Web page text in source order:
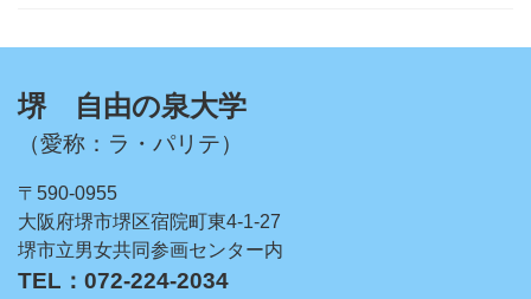
堺 自由の泉大学
（愛称：ラ・パリテ）
〒590-0955
大阪府堺市堺区宿院町東4-1-27
堺市立男女共同参画センター内
TEL：072-224-2034